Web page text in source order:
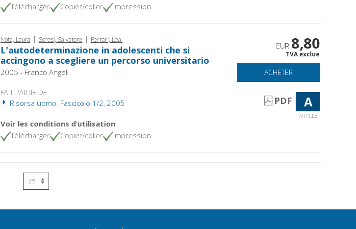
Télécharger
Copier/coller Impression
Nota, Laura | Soresi, Salvatore | Ferrari, Lea.
L'autodeterminazione in adolescenti che si
accingono a scegliere un percorso universitario
2005 - Franco Angeli
FAIT PARTIE DE
Risorsa uomo. Fascicolo 1/2, 2005
Voir les conditions d’utilisation
Télécharger
Copier/coller Impression
EUR 8,80
TVA exclue
ACHETER
PDF A
ARTICLE